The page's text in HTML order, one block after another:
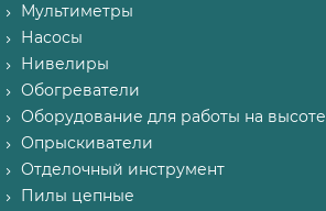
Мультиметры
Насосы
Нивелиры
Обогреватели
Оборудование для работы на высоте
Опрыскиватели
Отделочный инструмент
Пилы цепные